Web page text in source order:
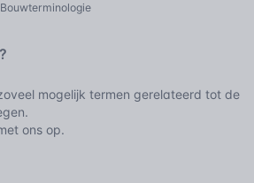
mogelijk termen gerelateerd tot de
ons op.